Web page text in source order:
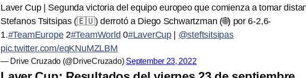
Laver Cup | Segunda victoria del equipo europeo que comienza a tomar
Stefanos Tsitsipas (🇪🇺) derrotó a Diego Schwartzman (🌐) por 6-2,6-
1.#TeamEurope2#TeamWorld 0#LaverCup
@steftsitsipas
pic.twitter.com/eqKNuMZLBM
— Drive Cruzado (@DriveCruzado) September 23, 2022